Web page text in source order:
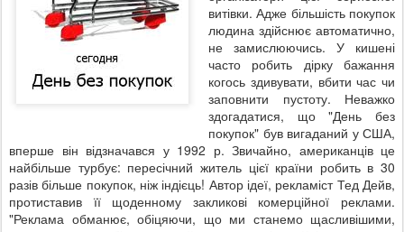
витівки. Адже більшість покупок
людина здійснює автоматично,
не замислюючись. У кишені
часто робить дірку бажання
когось здивувати, вбити час чи
заповнити пустоту. Неважко
здогадатися, що "День без
покупок" був вигаданий у США,
вперше він відзначався у 1992 р. Звичайно, американців це
найбільше турбує: пересічний житель цієї країни робить в 30
разів більше покупок, ніж індієць! Автор ідеї, рекламіст Тед Дейв,
протиставив її щоденному закликові комерційної реклами.
"Реклама обманює, обіцяючи, що ми станемо щасливішими,